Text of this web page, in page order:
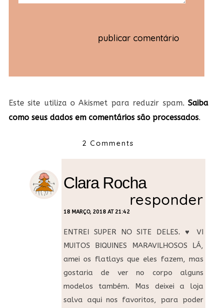
Este site utiliza o Akismet para reduzir spam.Saiba
como seus dados em comentários são processados.
2 Comments
Clara Rocha
18 MARÇO, 2018 AT 21:42
responder
ENTREI SUPER NO SITE DELES. ♥ VI
MUITOS BIQUINES MARAVILHOSOS LÁ,
amei os flatlays que eles fazem, mas
gostaria de ver no corpo alguns
modelos também. Mas deixei a loja
salva aqui nos favoritos, para poder